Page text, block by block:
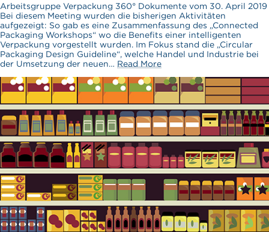
Arbeitsgruppe Verpackung 360° Dokumente vom 30. April 2019
Bei diesem Meeting wurden die bisherigen Aktivitäten
aufgezeigt: So gab es eine Zusammenfassung des „Connected
Packaging Workshops“ wo die Benefits einer intelligenten
Verpackung vorgestellt wurden. Im Fokus stand die „Circular
Packaging Design Guideline“, welche Handel und Industrie bei
der Umsetzung der neuen… Read More